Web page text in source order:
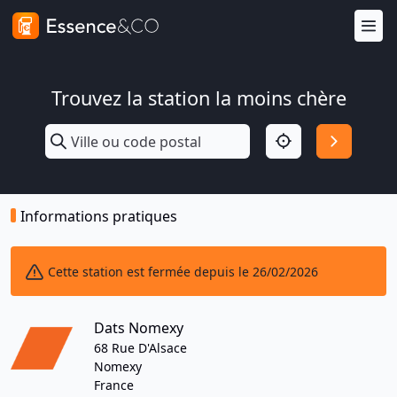
Trouvez la station la moins chère
Informations pratiques
Cette station est fermée depuis le 26/02/2026
Dats Nomexy
68 Rue D'Alsace
Nomexy
France